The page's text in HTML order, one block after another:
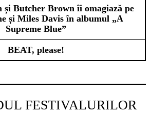
și Butcher Brown îi omagiază pe
și Miles Davis în albumul „A
Supreme Blue”
BEAT, please!
FESTIVALURILOR